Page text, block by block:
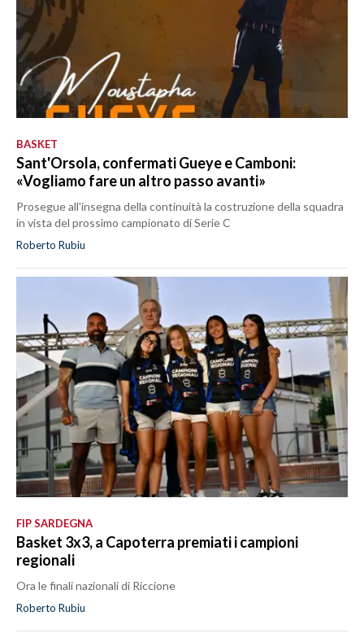
BASKET
Sant'Orsola, confermati Gueye e Camboni:
«Vogliamo fare un altro passo avanti»
Prosegue all'insegna della continuità la costruzione della squadra
in vista del prossimo campionato di Serie C
Roberto Rubiu
FIP SARDEGNA
Basket 3x3, a Capoterra premiati i campioni
regionali
Ora le finali nazionali di Riccione
Roberto Rubiu